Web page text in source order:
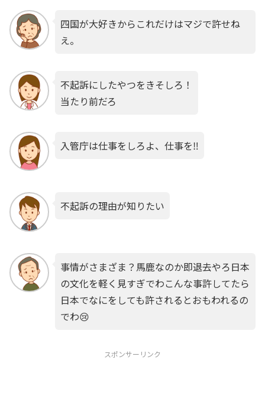
四国が大好きからこれだけはマジで許せね
え。
不起訴にしたやつをきそしろ！
当たり前だろ
入管庁は仕事をしろよ、仕事を‼️
不起訴の理由が知りたい
事情がさまざま？馬鹿なのか即退去やろ日本
の文化を軽く見すぎでわこんな事許してたら
日本でなにをしても許されるとおもわれるの
でわ😢
スポンサーリンク